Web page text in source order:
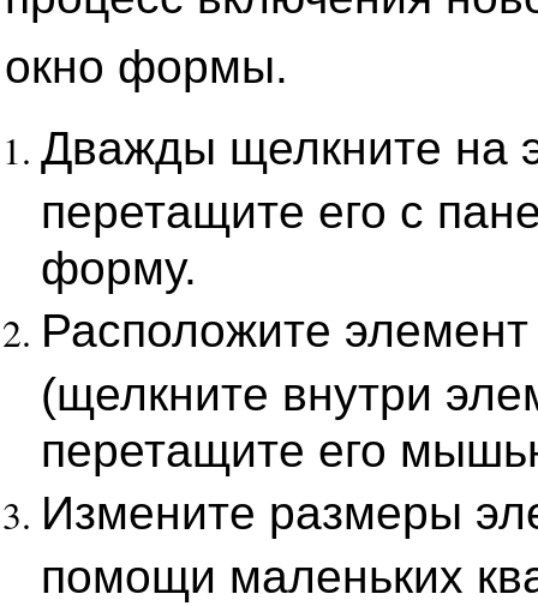
окно формы.
Дважды щелкните на
перетащите его с
форму.
Расположите
(щелкните внутри
перетащите его
Измените размеры
помощи маленьких